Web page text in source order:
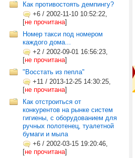
Как противостоять демпингу?
+6 / 2002-11-10 10:52:22,
[не прочитана]
Номер такси под номером
каждого дома...
+2 / 2002-09-01 16:56:23,
[не прочитана]
"Восстать из пепла"
+11 / 2013-12-25 14:30:25,
[не прочитана]
Как отстроиться от
конкурентов на рынке систем
гигиены, с оборудованием для
ручных полотенец, туалетной
бумаги и мыла
+6 / 2002-03-15 19:20:46,
[не прочитана]